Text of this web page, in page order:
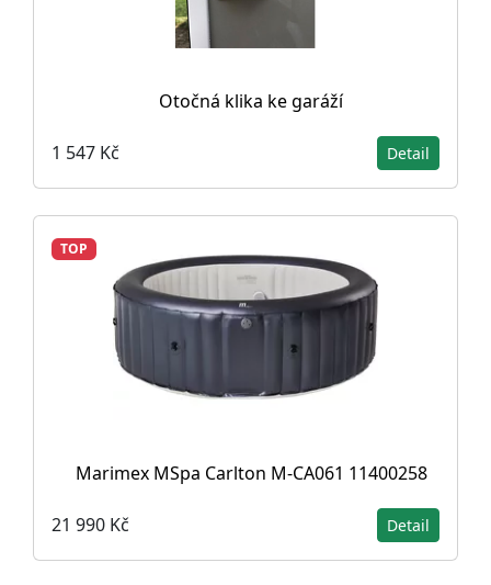
Otočná klika ke garáží
1 547 Kč Detail
TOP
Marimex MSpa Carlton M-CA061 11400258
21 990 Kč Detail